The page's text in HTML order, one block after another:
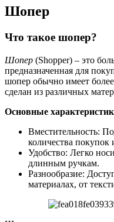
Шопер
Что такое шопер?
Шопер (Shopper) – это
предназначенная для
шопер обычно имеет
сделан из различных
Основные
Вместительность:
количества покупок
Удобство: Легко
длинным ручкам.
Разнообразие:
материалах, от